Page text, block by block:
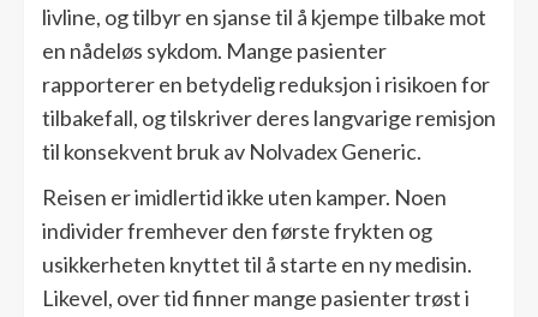
livline, og tilbyr en sjanse til å kjempe tilbake mot
en nådeløs sykdom. Mange pasienter
rapporterer en betydelig reduksjon i risikoen for
tilbakefall, og tilskriver deres langvarige remisjon
til konsekvent bruk av Nolvadex Generic.
Reisen er imidlertid ikke uten kamper. Noen
individer fremhever den første frykten og
usikkerheten knyttet til å starte en ny medisin.
Likevel, over tid finner mange pasienter trøst i